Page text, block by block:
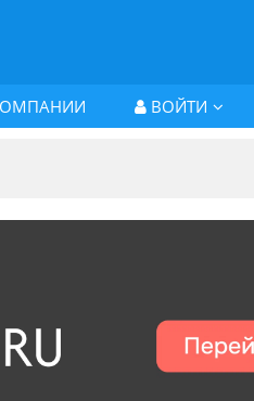
ВОЙТИ